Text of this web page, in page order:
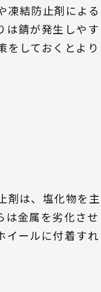
凍結防止剤による
は錆が発生しやす
をしておくとより
剤は、塩化物を主
は金属を劣化させ
イールに付着すれ